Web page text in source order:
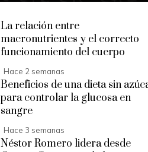
La relación entre
macronutrientes y el correcto
funcionamiento del cuerpo
Hace 2 semanas
Beneficios de una dieta sin
para controlar la glucosa en
sangre
Hace 3 semanas
Néstor Romero lidera desde